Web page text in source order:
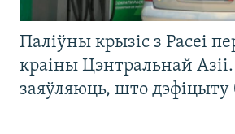
Паліўны крызіс з Расеі
краіны Цэнтральнай Азіі.
заяўляюць, што дэфіцыту